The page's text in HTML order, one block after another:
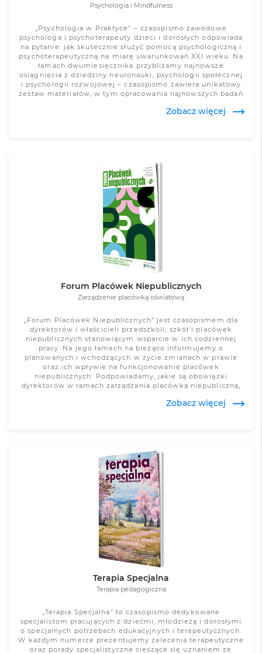
Psychologia i Mindfulness
„Psychologia w Praktyce” – czasopismo zawodowe
psychologa i psychoterapeuty dzieci i dorosłych odpowiada
na pytanie: jak skutecznie służyć pomocą psychologiczną i
psychoterapeutyczną na miarę uwarunkowań XXI wieku. Na
łamach dwumiesięcznika przybliżamy najnowsze
osiągnięcia z dziedziny neuronauki, psychologii społecznej
i psychologii rozwojowej – czasopismo zawiera unikatowy
zestaw materiałów, w tym opracowania najnowszych badań
rozwiązania diagnostyczne i terapeutyczne. Poszerzamy
kontekście.
Zobacz więcej
Forum Placówek Niepublicznych
Zarządzenie placówką oświatową
„Forum Placówek Niepublicznych” jest czasopismem dla
dyrektorów i właścicieli przedszkoli, szkół i placówek
niepublicznych stanowiącym wsparcie w ich codziennej
pracy. Na jego łamach na bieżąco informujemy o
planowanych i wchodzących w życie zmianach w prawie
oraz ich wpływie na funkcjonowanie placówek
niepublicznych. Podpowiadamy, jakie są obowiązki
dyrektorów w ramach zarządzania placówką niepubliczną,
Zobacz więcej
Terapia Specjalna
Terapia pedagogiczna
„Terapia Specjalna” to czasopismo dedykowane
specjalistom pracujących z dziećmi, młodzieżą i dorosłymi
o specjalnych potrzebach edukacyjnych i terapeutycznych.
W każdym numerze prezentujemy zalecenia terapeutyczne
oraz porady specjalistyczne cieszące się uznaniem ze